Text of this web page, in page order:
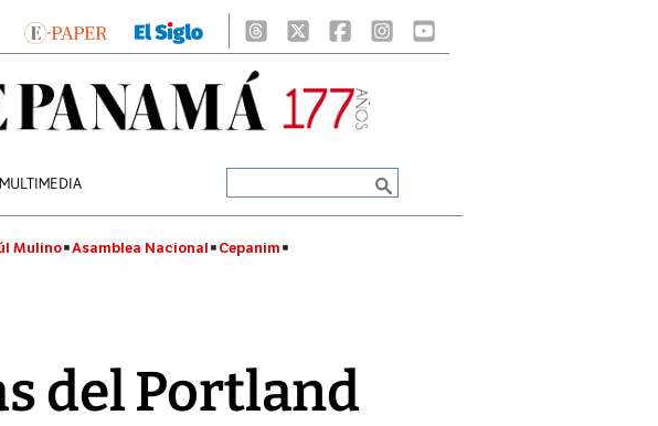
MULTIMEDIA
Mulino Asamblea Nacional Cepanim
del Portland